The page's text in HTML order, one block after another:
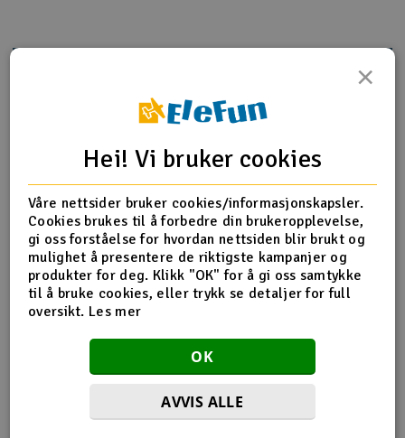
Radioutstyr
Raketter
Smarthjem, lek & hobby
Solenergi
Sparkesykler & elkjøretøy
Verktøy, utstyr & tilbehør
Gavekort
Produktinformasjon
Praktisk og kompakt overgang fra Deans til EC5. Ypperlig
om man f.eks har batterier med Deans-kontakter som skal
benyttes mot et EC5-oppsett.
Flere detaljer
Kontakt type
Deans / T-Plug
×
Hei! Vi bruker cookies
Våre nettsider bruker cookies/informasjonskapsler.
Cookies brukes til å forbedre din brukeropplevelse,
gi oss forståelse for hvordan nettsiden blir brukt og
mulighet å presentere de riktigste kampanjer og
produkter for deg. Klikk "OK" for å gi oss samtykke
til å bruke cookies, eller trykk se detaljer for full
oversikt. Les mer
OK
AVVIS ALLE